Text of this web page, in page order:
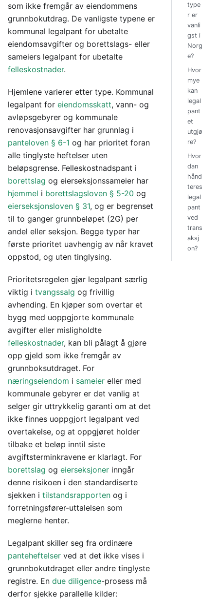
som ikke fremgår av eiendommens
grunnbokutdrag. De vanligste typene er
kommunal legalpant for ubetalte
eiendomsavgifter og borettslags- eller
sameiers legalpant for ubetalte
felleskostnader.
Hjemlene varierer etter type. Kommunal
legalpant for eiendomsskatt, vann- og
avløpsgebyrer og kommunale
renovasjonsavgifter har grunnlag i
panteloven § 6-1 og har prioritet foran
alle tinglyste heftelser uten
beløpsgrense. Felleskostnadspant i
borettslag og eierseksjonssameier har
hjemmel i borettslagsloven § 5-20 og
eierseksjonsloven § 31, og er begrenset
til to ganger grunnbeløpet (2G) per
andel eller seksjon. Begge typer har
første prioritet uavhengig av når kravet
oppstod, og uten tinglysing.
Prioritetsregelen gjør legalpant særlig
viktig i tvangssalg og frivillig
avhending. En kjøper som overtar et
bygg med uoppgjorte kommunale
avgifter eller misligholdte
felleskostnader, kan bli pålagt å gjøre
opp gjeld som ikke fremgår av
grunnboksutdraget. For
næringseiendom i sameier eller med
kommunale gebyrer er det vanlig at
selger gir uttrykkelig garanti om at det
ikke finnes uoppgjort legalpant ved
overtakelse, og at oppgjøret holder
tilbake et beløp inntil siste
avgiftsterminkravene er klarlagt. For
borettslag og eierseksjoner inngår
denne risikoen i den standardiserte
sjekken i tilstandsrapporten og i
forretningsfører-uttalelsen som
meglerne henter.
Legalpant skiller seg fra ordinære
panteheftelser ved at det ikke vises i
grunnbokutdraget eller andre tinglyste
registre. En due diligence-prosess må
derfor sjekke parallelle kilder:
type
r er
vanli
gst i
Norg
e?
Hvor
mye
kan
legal
pant
et
utgjø
re?
Hvor
dan
hånd
teres
legal
pant
ved
trans
aksj
on?